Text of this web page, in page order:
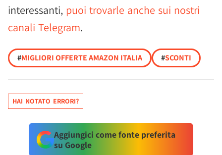
interessanti, puoi trovarle anche sui nostri
canali Telegram.
#MIGLIORI OFFERTE AMAZON ITALIA #SCONTI
HAI NOTATO ERRORI?
Aggiungici come fonte preferita
su Google